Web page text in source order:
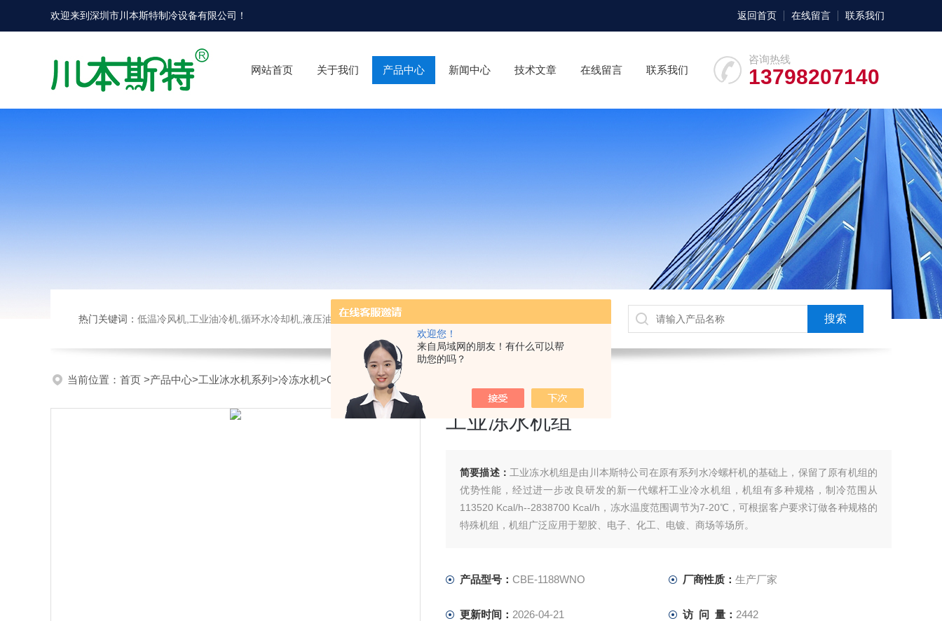
欢迎您！
来自局域网的朋友！有什么可以帮
助您的吗？
欢迎来到深圳市川本斯特制冷设备有限公司 ！ 返回首页 在线留言 联系我们
咨询热线
13798207140
网站首页 关于我们 产品中心 新闻中心 技术文章 在线留言 联系我们
热门关键词： 低温冷风机,工业油冷机,循环水冷却机,液压油冷却机
当前位置： 首页 >产品中心>工业冰水机系列 >冷冻水机>CBE-1188WNO工业冻水机组
工业冻水机组
简要描述： 工业冻水机组是由川本斯特公司在原有系列水冷螺杆机的基础上，保留了原有机组的
优势性能，经过进一步改良研发的新一代螺杆工业冷水机组，机组有多种规格，制冷范围从
113520 Kcal/h--2838700 Kcal/h，冻水温度范围调节为7-20℃，可根据客户要求订做各种规格的
特殊机组，机组广泛应用于塑胶、电子、化工、电镀、商场等场所。
产品型号： CBE-1188WNO 厂商性质： 生产厂家
更新时间： 2026-04-21 访 问 量： 2442